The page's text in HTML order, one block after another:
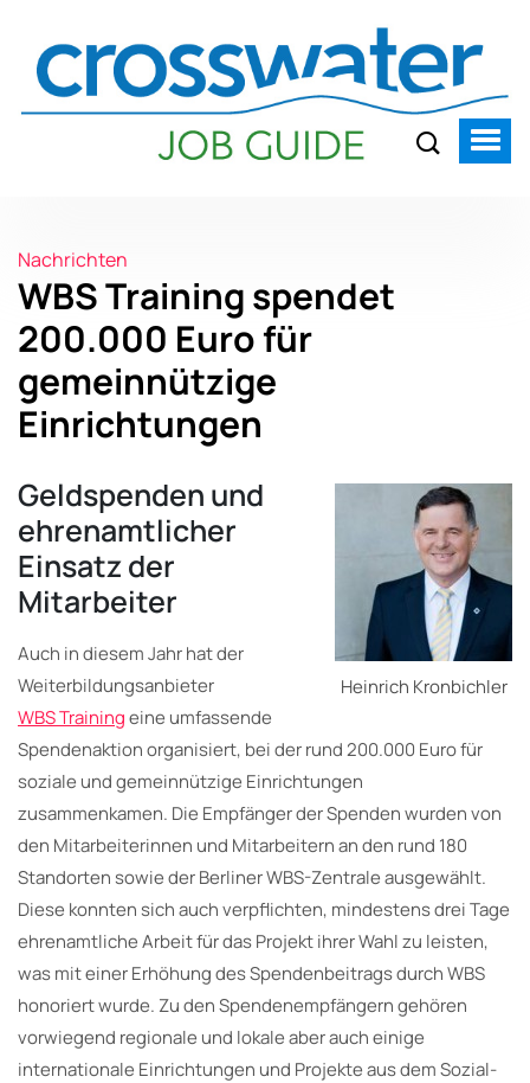
Nachrichten
WBS Training spendet
200.000 Euro für
gemeinnützige
Einrichtungen
Heinrich Kronbichler
Geldspenden und
ehrenamtlicher
Einsatz der
Mitarbeiter
Auch in diesem Jahr hat der
Weiterbildungsanbieter
WBS Trainingeine umfassende
Spendenaktion organisiert, bei der rund 200.000 Euro für
soziale und gemeinnützige Einrichtungen
zusammenkamen. Die Empfänger der Spenden wurden von
den Mitarbeiterinnen und Mitarbeitern an den rund 180
Standorten sowie der Berliner WBS-Zentrale ausgewählt.
Diese konnten sich auch verpflichten, mindestens drei Tage
ehrenamtliche Arbeit für das Projekt ihrer Wahl zu leisten,
was mit einer Erhöhung des Spendenbeitrags durch WBS
honoriert wurde. Zu den Spendenempfängern gehören
vorwiegend regionale und lokale aber auch einige
internationale Einrichtungen und Projekte aus dem Sozial-